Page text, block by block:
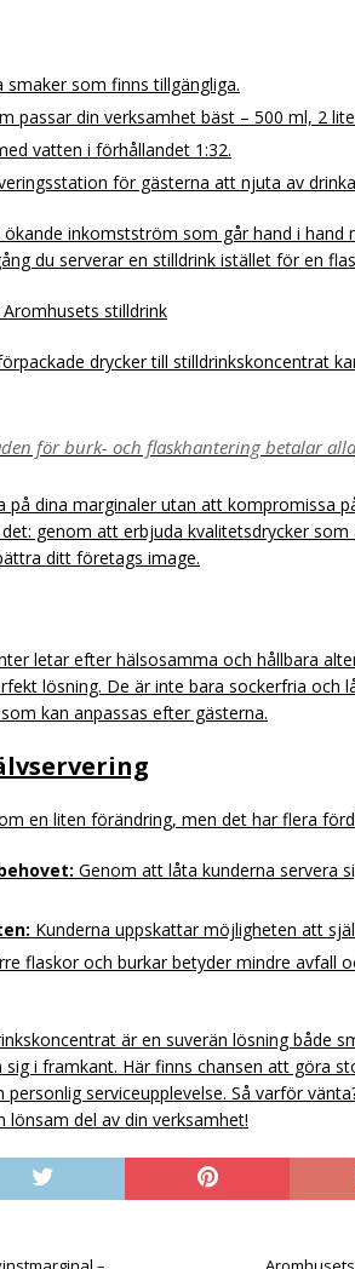
smaker som finns tillgängliga.
passar din verksamhet bäst – 500 ml, 2
vatten i förhållandet 1:32.
för gästerna att njuta av
ökande inkomstström som går hand i
du serverar en stilldrink istället för en
stilldrink
drycker till stilldrinkskoncentrat
för burk- och flaskhantering betalar
på dina marginaler utan att kompromissa
genom att erbjuda kvalitetsdrycker
ditt företags image.
letar efter hälsosamma och hållbara
lösning. De är inte bara sockerfria och
kan anpassas efter gästerna.
en liten förändring, men det har flera
Genom att låta kunderna servera
Kunderna uppskattar möjligheten att
flaskor och burkar betyder mindre avfall
är en suverän lösning både
i framkant. Här finns chansen att göra
serviceupplevelse. Så varför
lönsam del av din verksamhet!